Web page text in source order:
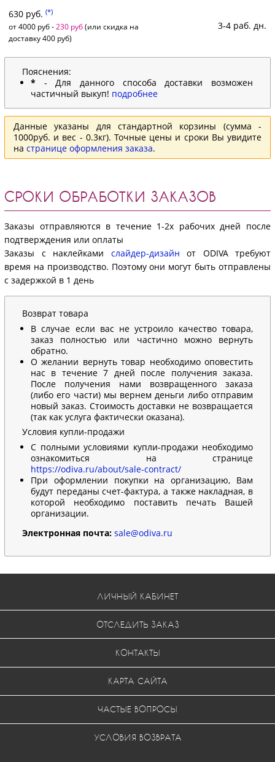
630 руб. (*)
от 4000 руб -230 руб(или скидка на
доставку 400 руб)
3-4 раб. дн.
Пояснения:
* - Для данного способа доставки возможен
частичный выкуп! подробнее
Данные указаны для стандартной корзины (сумма -
1000руб. и вес - 0.3кг). Точные цены и сроки Вы увидите
на странице оформления заказа.
СРОКИ ОБРАБОТКИ ЗАКАЗОВ
Заказы отправляются в течение 1-2х рабочих дней после
подтверждения или оплаты
Заказы с наклейками слайдер-дизайн от ODIVA требуют
время на производство. Поэтому они могут быть отправлены
с задержкой в 1 день
Возврат товара
В случае если вас не устроило качество товара,
заказ полностью или частично можно вернуть
обратно.
О желании вернуть товар необходимо оповестить
нас в течение 7 дней после получения заказа.
После получения нами возвращенного заказа
(либо его части) мы вернем деньги либо отправим
новый заказ. Стоимость доставки не возвращается
(так как услуга фактически оказана).
Условия купли-продажи
С полными условиями купли-продажи необходимо
ознакомиться на странице
https://odiva.ru/about/sale-contract/
При оформлении покупки на организацию, Вам
будут переданы счет-фактура, а также накладная, в
которой необходимо поставить печать Вашей
организации.
Электронная почта: sale@odiva.ru
ЛИЧНЫЙ КАБИНЕТ
ОТСЛЕДИТЬ ЗАКАЗ
КОНТАКТЫ
КАРТА САЙТА
ЧАСТЫЕ ВОПРОСЫ
УСЛОВИЯ ВОЗВРАТА